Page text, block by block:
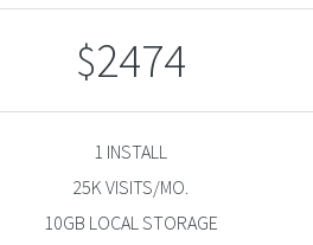
$2474
1 INSTALL
25K VISITS/MO.
10GB LOCAL STORAGE